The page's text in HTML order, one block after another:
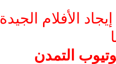
الأفلام الجيدة
التمدن